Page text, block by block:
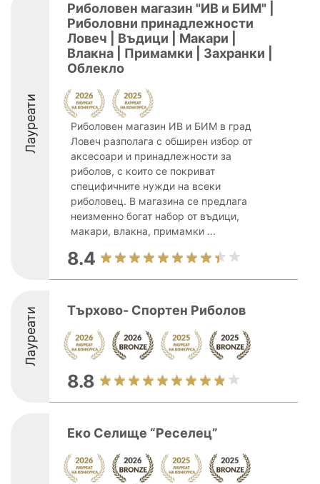
Лауреати
Риболовен магазин "ИВ и БИМ" |
Риболовни принадлежности
Ловеч | Въдици | Макари |
Влакна | Примамки | Захранки |
Облекло
Риболовен магазин ИВ и БИМ в град
Ловеч разполага с обширен избор от
аксесоари и принадлежности за
риболов, с които се покриват
специфичните нужди на всеки
риболовец. В магазина се предлага
неизменно богат набор от въдици,
макари, влакна, примамки ...
8.4
Лауреати Търхово- Спортен Риболов
8.8
Еко Селище “Реселец”